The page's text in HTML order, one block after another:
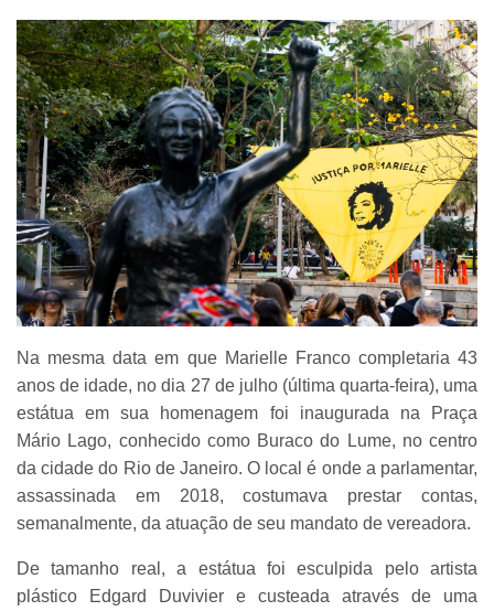
Na mesma data em que Marielle Franco completaria 43
anos de idade, no dia 27 de julho (última quarta-feira), uma
estátua em sua homenagem foi inaugurada na Praça
Mário Lago, conhecido como Buraco do Lume, no centro
da cidade do Rio de Janeiro. O local é onde a parlamentar,
assassinada em 2018, costumava prestar contas,
semanalmente, da atuação de seu mandato de vereadora.
De tamanho real, a estátua foi esculpida pelo artista
plástico Edgard Duvivier e custeada através de uma